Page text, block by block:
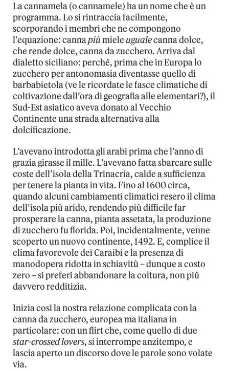
La cannamela (o cannamele) ha un nome che è un
programma. Lo si rintraccia facilmente,
scorporando i membri che ne compongono
l’equazione: cannapiùmieleugualecanna dolce,
che rende dolce, canna da zucchero. Arriva dal
dialetto siciliano: perché, prima che in Europa lo
zucchero per antonomasia diventasse quello di
barbabietola (ve le ricordate le fasce climatiche di
coltivazione dall’ora di geografia alle elementari?), il
Sud-Est asiatico aveva donato al Vecchio
Continente una strada alternativa alla
dolcificazione.
L’avevano introdotta gli arabi prima che l’anno di
grazia girasse il mille. L’avevano fatta sbarcare sulle
coste dell’isola della Trinacria, calde a sufficienza
per tenere la pianta in vita. Fino al 1600 circa,
quando alcuni cambiamenti climatici resero il clima
dell’isola più arido, rendendo più difficile far
prosperare la canna, pianta assetata, la produzione
di zucchero fu florida. Poi, incidentalmente, venne
scoperto un nuovo continente, 1492. E, complice il
clima favorevole dei Caraibi e la presenza di
manodopera ridotta in schiavitù – dunque a costo
zero – si preferì abbandonare la coltura, non più
davvero redditizia.
Inizia così la nostra relazione complicata con la
canna da zucchero, europea ma italiana in
particolare: con un flirt che, come quello di due
star-crossed lovers, si interrompe anzitempo, e
lascia aperto un discorso dove le parole sono volate
via.